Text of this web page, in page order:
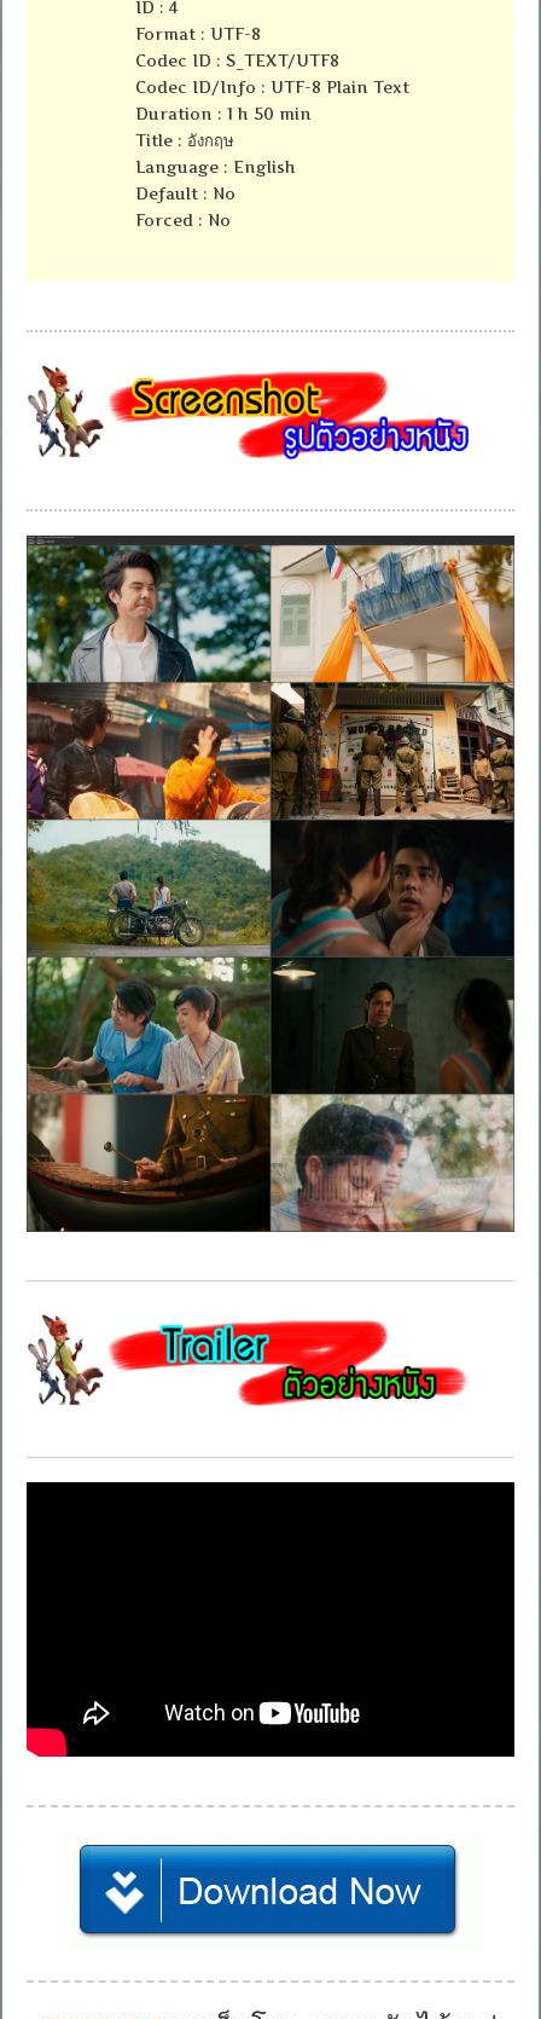
ID : 4
Format : UTF-8
Codec ID : S_TEXT/UTF8
Codec ID/Info : UTF-8 Plain Text
Duration : 1 h 50 min
Title : อังกฤษ
Language : English
Default : No
Forced : No